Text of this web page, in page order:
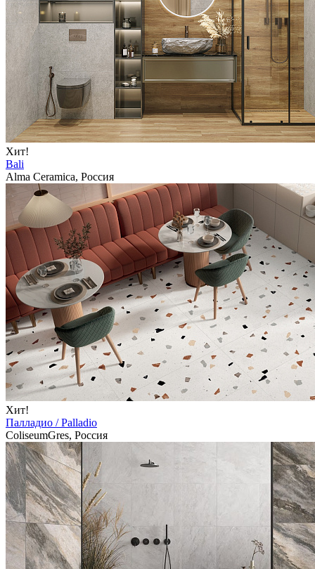
Хит!
Bali
Alma Ceramica, Россия
Хит!
Палладио / Palladio
ColiseumGres, Россия